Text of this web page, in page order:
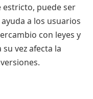
puede ser
a los usuarios
con leyes y
vez afecta la